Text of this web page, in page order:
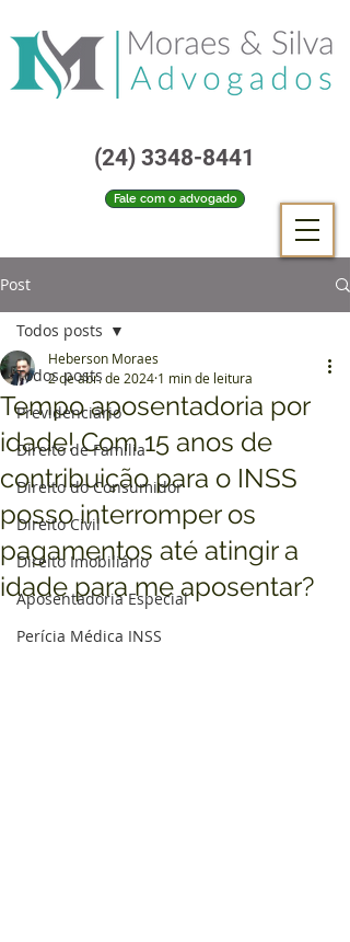
Fale com o advogado
(24) 3348-8441
Post
Todos posts
Previdenciário
Direito de Família
Direito do Consumidor
Direito Civil
Direito Imobiliário
Aposentadoria Especial
Perícia Médica INSS
Todos posts
Tempo aposentadoria por
idade! Com 15 anos de
contribuição para o INSS
posso interromper os
pagamentos até atingir a
idade para me aposentar?
Heberson Moraes
2 de abr. de 2024 1 min de leitura